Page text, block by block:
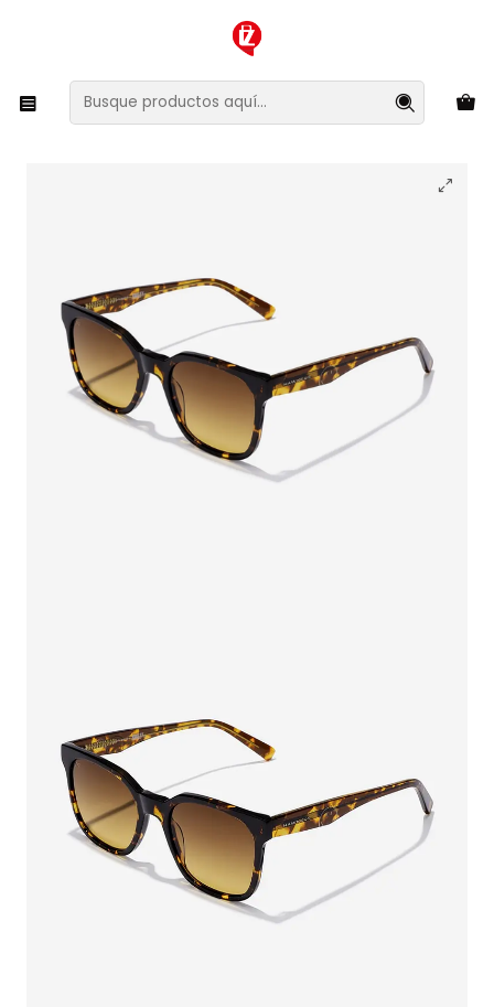
XMAS SALE ¡Compra antes de que la oferta termine!
Lentes y Accesorios Lentes de Sol
Lentes de Sol Hawkers Tribe - Smiley HTRI24CYXY